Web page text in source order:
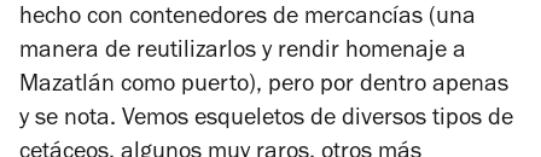
hecho con contenedores de mercancías (una
manera de reutilizarlos y rendir homenaje a
Mazatlán como puerto), pero por dentro apenas
y se nota. Vemos esqueletos de diversos tipos de